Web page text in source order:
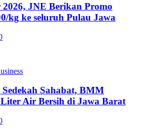
2026, JNE Berikan Promo
kg ke seluruh Pulau Jawa
Sahabat, BMM
Air Bersih di Jawa Barat